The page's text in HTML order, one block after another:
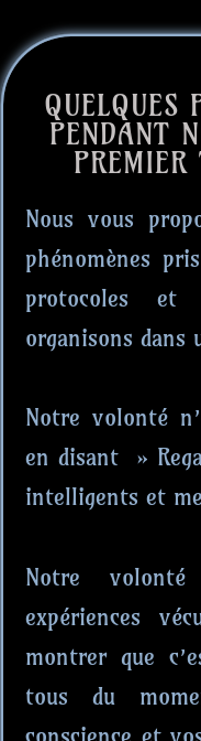
QUELQUES
PENDANT
Nous vous
phénomènes
protocoles
organisons dans
Notre volonté
en disant »
intelligents et
Notre
expériences
montrer que
tous du